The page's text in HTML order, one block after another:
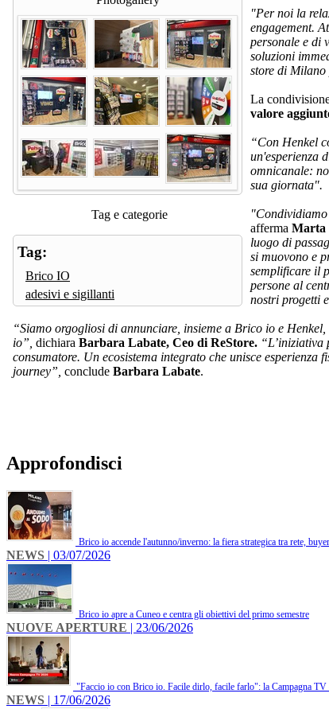
Tag e categorie
Tag:
Brico IO
adesivi e sigillanti
"Per noi la
engagement.
personale e di
soluzioni
store di
La
valore
“Con Henkel
un'esperienza
omnicanale:
sua giornata".
"Condividiamo
afferma Marta
luogo di
si muovono e
semplificare il
persone al
nostri progetti
“Siamo orgogliosi di annunciare, insieme a Brico io e
io”, dichiara Barbara Labate, Ceo di ReStore. “L’iniziativa
consumatore. Un ecosistema integrato che unisce
journey”, conclude Barbara Labate.
Approfondisci
Brico io accende l'autunno/inverno: la fiera strategica tra rete,
NEWS | 03/07/2026
Brico io apre a Cuneo e centra gli obiettivi del primo semestre
NUOVE APERTURE | 23/06/2026
"Faccio io con Brico io. Facile dirlo, facile farlo": la Campagna
NEWS | 17/06/2026